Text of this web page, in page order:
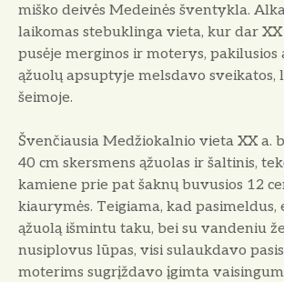
miško deivės Medeinės šventykla.
laikomas stebuklinga vieta, kur dar
pusėje merginos ir moterys, pakilusios
ąžuolų apsuptyje melsdavo sveikatos,
šeimoje.
Švenčiausia Medžiokalnio vieta XX a.
40 cm skersmens ąžuolas ir šaltinis,
kamiene prie pat šaknų buvusios 12
kiaurymės. Teigiama, kad
ąžuolą išmintu taku, bei su vandeniu
nusiplovus lūpas, visi sulaukdavo
moterims sugrįždavo įgimta